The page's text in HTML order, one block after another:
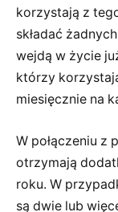
korzystają z
składać
wejdą w życie
którzy
miesięcznie na
W połączeniu z
otrzymają
roku. W
są dwie lub